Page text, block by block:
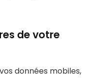
de votre
données mobiles,